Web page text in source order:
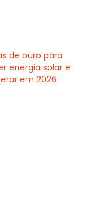
de ouro para
energia solar e
em 2026